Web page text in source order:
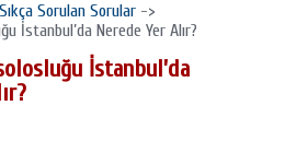
Sorulan Sorular ->
İstanbul’da Nerede Yer Alır?
İstanbul’da